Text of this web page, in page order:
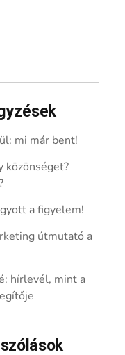
mi már bent!
közönséget?
a figyelem!
útmutató a
hírlevél, mint a